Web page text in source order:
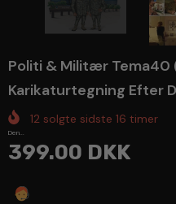
Politi & Militær Tema40
Karikaturtegning Efter
12 solgte sidste 16 timer
Den...
399.00 DKK